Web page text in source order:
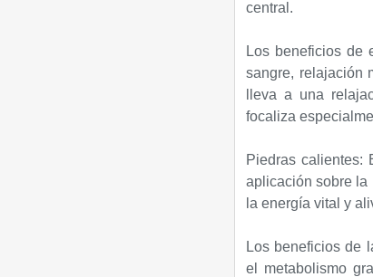
central.
Los beneficios de
sangre, relajación
lleva a una
focaliza
Piedras calientes:
aplicación sobre la
la energía vital y
Los beneficios de
el metabolismo